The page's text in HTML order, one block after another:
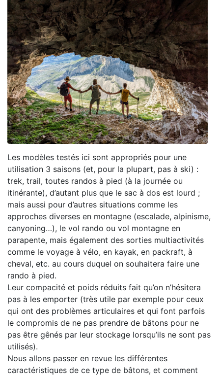
Les modèles testés ici sont appropriés pour une
utilisation 3 saisons (et, pour la plupart, pas à ski) :
trek, trail, toutes randos à pied (à la journée ou
itinérante), d’autant plus que le sac à dos est lourd ;
mais aussi pour d’autres situations comme les
approches diverses en montagne (escalade, alpinisme,
canyoning…), le vol rando ou vol montagne en
parapente, mais également des sorties multiactivités
comme le voyage à vélo, en kayak, en packraft, à
cheval, etc. au cours duquel on souhaitera faire une
rando à pied.
Leur compacité et poids réduits fait qu’on n’hésitera
pas à les emporter (très utile par exemple pour ceux
qui ont des problèmes articulaires et qui font parfois
le compromis de ne pas prendre de bâtons pour ne
pas être gênés par leur stockage lorsqu’ils ne sont pas
utilisés).
Nous allons passer en revue les différentes
caractéristiques de ce type de bâtons, et comment